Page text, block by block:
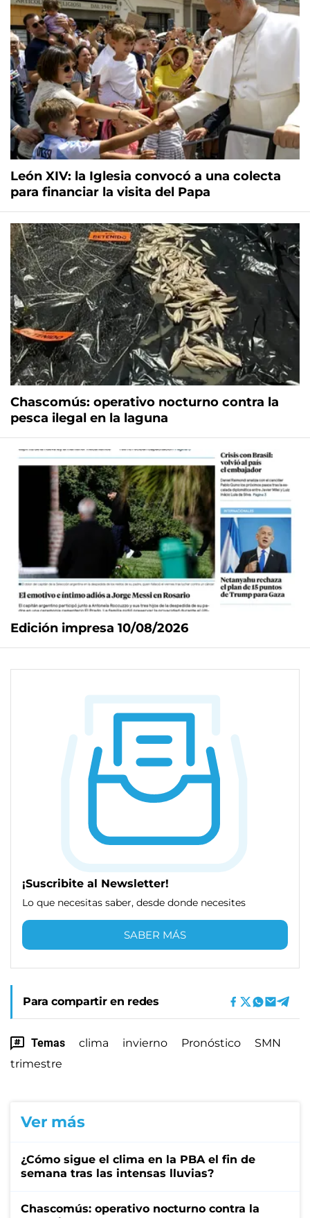
León XIV: la Iglesia convocó a una colecta
para financiar la visita del Papa
Chascomús: operativo nocturno contra la
pesca ilegal en la laguna
Edición impresa 10/08/2026
¡Suscribite al Newsletter!
Lo que necesitas saber, desde donde necesites
SABER MÁS
Para compartir en redes
Temas clima invierno Pronóstico
SMN
trimestre
Ver más
¿Cómo sigue el clima en la PBA el fin de
semana tras las intensas lluvias?
Chascomús: operativo nocturno contra la